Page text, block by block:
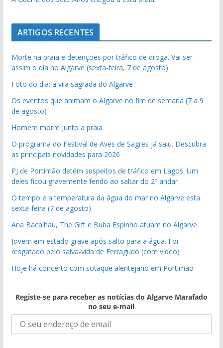
ARTIGOS RECENTES
Morte na praia e detenções por tráfico de droga. Vai ser
assim o dia no Algarve (sexta-feira, 7 de agosto)
Foto do dia: a vila sagrada do Algarve
Os eventos que animam o Algarve no fim de semana (7 a 9
de agosto)
Homem morre junto a praia
O programa do Festival de Aves de Sagres já saiu. Descubra
as principais novidades para 2026
PJ de Portimão detém suspeitos de tráfico em Lagos. Um
deles ficou gravemente ferido ao saltar do 2º andar
O tempo e a temperatura da água do mar no Algarve esta
sexta-feira (7 de agosto)
Ana Bacalhau, The Gift e Buba Espinho atuam no Algarve
Jovem em estado grave após salto para a água. Foi
resgatado pelo salva-vida de Ferragudo (com vídeo)
Hoje há concerto com sotaque alentejano em Portimão
Registe-se para receber as notícias do Algarve Marafado
no seu e-mail